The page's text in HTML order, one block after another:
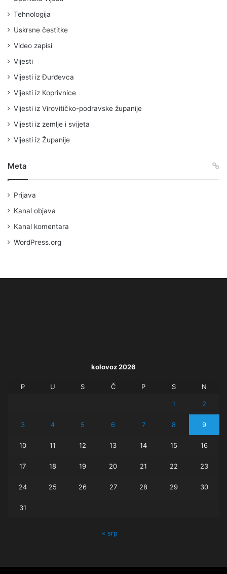
Tehnologija
Uskrsne čestitke
Video zapisi
Vijesti
Vijesti iz Đurđevca
Vijesti iz Koprivnice
Vijesti iz Virovitičko-podravske županije
Vijesti iz zemlje i svijeta
Vijesti iz Županije
Meta
Prijava
Kanal objava
Kanal komentara
WordPress.org
kolovoz 2026
P U S Č P S N
1 2
3 4 5 6 7 8 9
10 11 12 13 14 15 16
17 18 19 20 21 22 23
24 25 26 27 28 29 30
31
« srp